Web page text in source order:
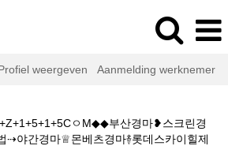
weergeven Aanmelding werknemer
ㅇM◆◆부산경마❥스크린경
야간경마♕몬베츠경마࿈롯데스카이힐제